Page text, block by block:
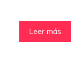
Leer más